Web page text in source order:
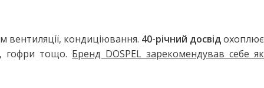
кондиціювання. 40-річний досвідохоплює
гофри тощо. Бренд DOSPEL зарекомендував себе як